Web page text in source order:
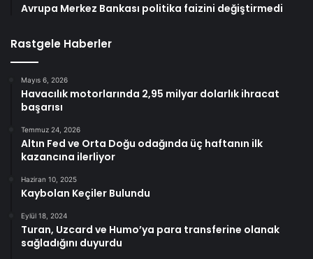
Avrupa Merkez Bankası politika faizini değiştirmedi
Rastgele Haberler
Mayıs 6, 2026
Havacılık motorlarında 2,95 milyar dolarlık ihracat
başarısı
Temmuz 24, 2026
Altın Fed ve Orta Doğu odağında üç haftanın ilk
kazancına ilerliyor
Haziran 10, 2025
Kaybolan Keçiler Bulundu
Eylül 18, 2024
Turan, Uzcard ve Humo’ya para transferine olanak
sağladığını duyurdu